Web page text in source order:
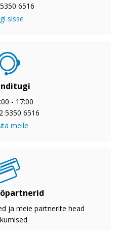
6516
sisse
- 17:00
5350 6516
meile
ja meie partnerite head